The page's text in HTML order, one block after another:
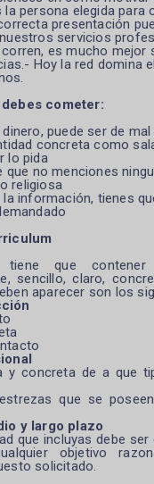
la persona elegida para
presentación
servicios
es mucho mejor
Hoy la red domina
cometer:
puede ser de
concreta como
lo pida
que no menciones
religiosa
información, tienes
tiene que contener
sencillo, claro,
aparecer son los
y concreta de a que
que se
y largo plazo
que incluyas debe
objetivo
solicitado.